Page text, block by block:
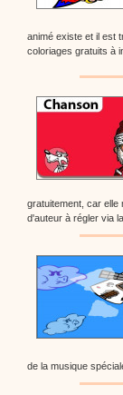
animé existe et il est
coloriages gratuits à
gratuitement, car elle
d'auteur à régler via
de la musique